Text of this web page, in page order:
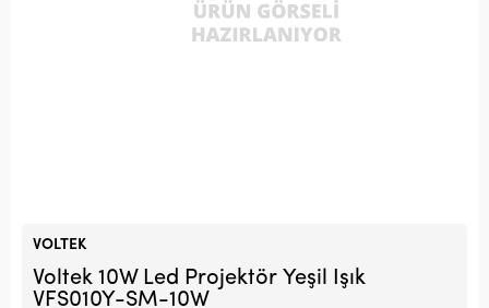
VOLTEK
Voltek 10W Led Projektör Yeşil Işık
VFS010Y-SM-10W